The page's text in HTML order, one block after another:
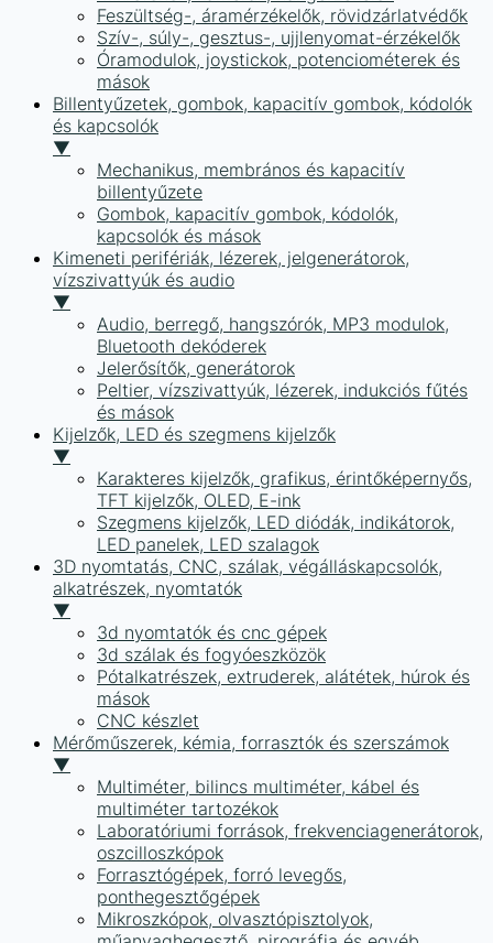
Feszültség-, áramérzékelők, rövidzárlatvédők
Szív-, súly-, gesztus-, ujjlenyomat-érzékelők
Óramodulok, joystickok, potenciométerek és
mások
Billentyűzetek, gombok, kapacitív gombok, kódolók
és kapcsolók
▼
Mechanikus, membrános és kapacitív
billentyűzete
Gombok, kapacitív gombok, kódolók,
kapcsolók és mások
Kimeneti perifériák, lézerek, jelgenerátorok,
vízszivattyúk és audio
▼
Audio, berregő, hangszórók, MP3 modulok,
Bluetooth dekóderek
Jelerősítők, generátorok
Peltier, vízszivattyúk, lézerek, indukciós fűtés
és mások
Kijelzők, LED és szegmens kijelzők
▼
Karakteres kijelzők, grafikus, érintőképernyős,
TFT kijelzők, OLED, E-ink
Szegmens kijelzők, LED diódák, indikátorok,
LED panelek, LED szalagok
3D nyomtatás, CNC, szálak, végálláskapcsolók,
alkatrészek, nyomtatók
▼
3d nyomtatók és cnc gépek
3d szálak és fogyóeszközök
Pótalkatrészek, extruderek, alátétek, húrok és
mások
CNC készlet
Mérőműszerek, kémia, forrasztók és szerszámok
▼
Multiméter, bilincs multiméter, kábel és
multiméter tartozékok
Laboratóriumi források, frekvenciagenerátorok,
oszcilloszkópok
Forrasztógépek, forró levegős,
ponthegesztőgépek
Mikroszkópok, olvasztópisztolyok,